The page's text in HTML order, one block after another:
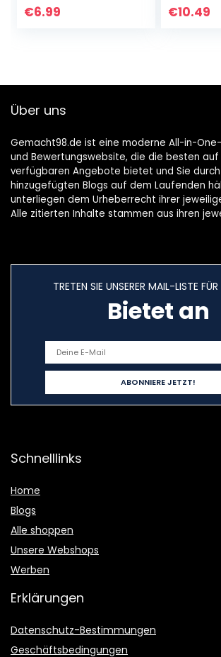
Stück runde
Kabelführung zum
kabelkanal
€6.99
160/200
€10.49
Über uns
Gemacht98.de ist eine moderne All-in-
und Bewertungswebsite, die die besten auf
verfügbaren Angebote bietet und Sie
hinzugefügten Blogs auf dem Laufenden
unterliegen dem Urheberrecht ihrer
Alle zitierten Inhalte stammen aus ihren
TRETEN SIE UNSERER MAIL-LISTE FÜR
Bietet an
Schnelllinks
Home
Blogs
Alle shoppen
Unsere Webshops
Werben
Erklärungen
Datenschutz-Bestimmungen
Geschäftsbedingungen